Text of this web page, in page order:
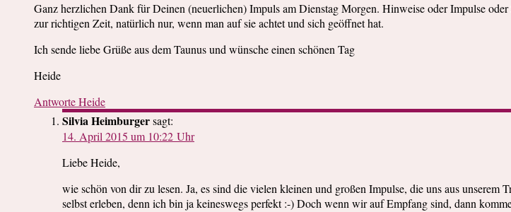
Ganz herzlichen Dank für Deinen (neuerlichen) Impuls am Dienstag Morgen. Hinweise oder Impulse
zur richtigen Zeit, natürlich nur, wenn man auf sie achtet und sich geöffnet hat.
Ich sende liebe Grüße aus dem Taunus und wünsche einen schönen Tag
Heide
Antworte Heide
Silvia Heimburgersagt:
14. April 2015 um 10:22 Uhr
Liebe Heide,
wie schön von dir zu lesen. Ja, es sind die vielen kleinen und großen Impulse, die uns aus
selbst erleben, denn ich bin ja keineswegs perfekt :-) Doch wenn wir auf Empfang sind, dann